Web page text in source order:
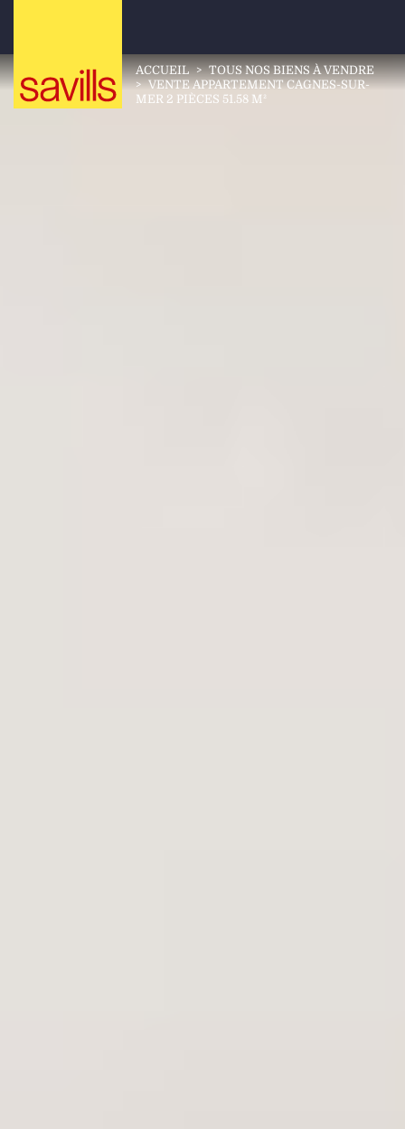
ACCUEIL > TOUS NOS BIENS À VENDRE
> VENTE APPARTEMENT CAGNES-SUR-
MER 2 PIÈCES 51.58 M²